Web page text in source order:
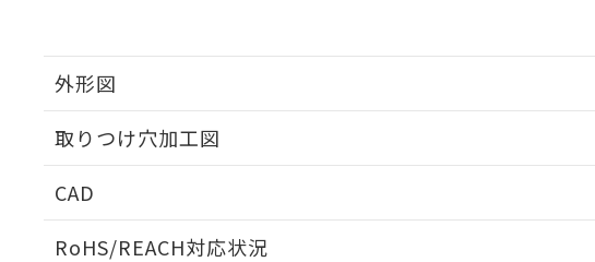
外形図
取りつけ穴加工図
CAD
RoHS/REACH対応状況